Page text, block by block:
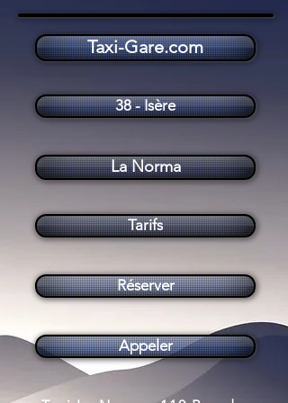
Tarifs
Taxi La Norma (73500)
La Norma
Taxi-Gare.com
Réserver
Appeler
38 - Isère